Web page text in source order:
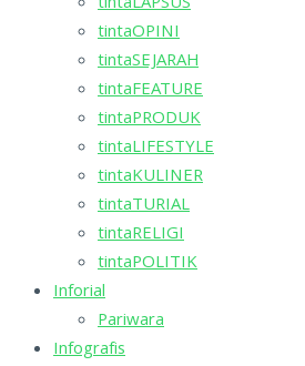
tintaOPINI
tintaSEJARAH
tintaFEATURE
tintaPRODUK
tintaLIFESTYLE
tintaKULINER
tintaTURIAL
tintaRELIGI
tintaPOLITIK
Inforial
Pariwara
Infografis